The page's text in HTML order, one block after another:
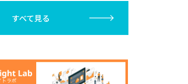
すべて見る